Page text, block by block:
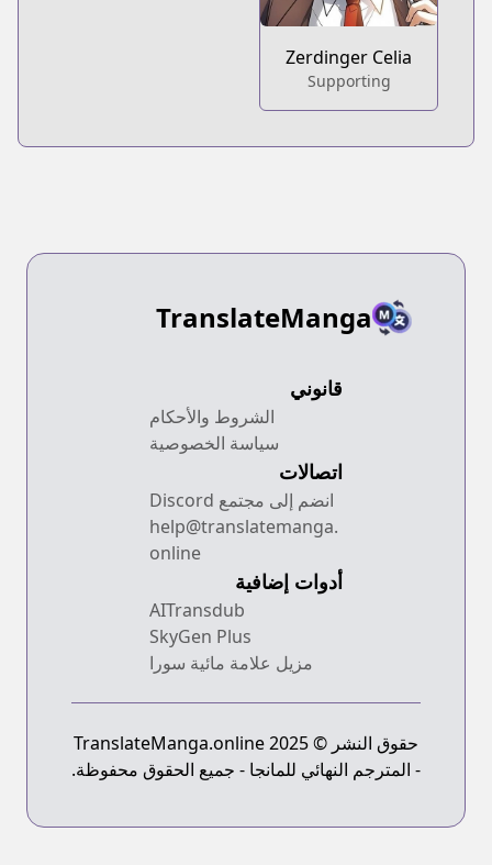
Zerdinger Celia
Supporting
TranslateManga
قانوني
الشروط والأحكام
سياسة الخصوصية
اتصالات
انضم إلى مجتمع Discord
help@translatemanga.
online
أدوات إضافية
AITransdub
SkyGen Plus
مزيل علامة مائية سورا
حقوق النشر © 2025 TranslateManga.online
- المترجم النهائي للمانجا - جميع الحقوق محفوظة.